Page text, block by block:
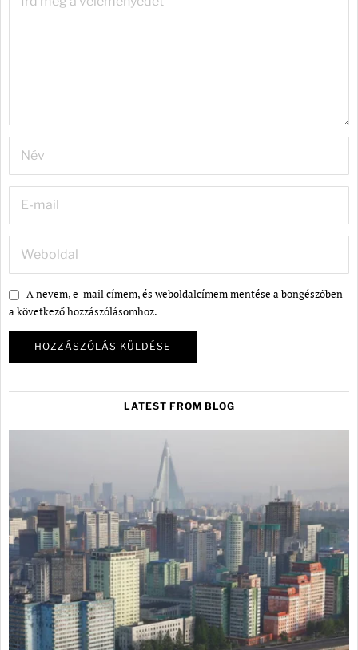
A nevem, e-mail címem, és weboldalcímem mentése a böngészőben
a következő hozzászólásomhoz.
LATEST FROM BLOG